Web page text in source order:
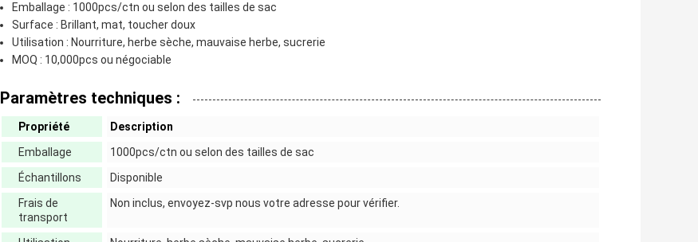
Emballage : 1000pcs/ctn ou selon des tailles de sac
Surface : Brillant, mat, toucher doux
Utilisation : Nourriture, herbe sèche, mauvaise herbe, sucrerie
MOQ : 10,000pcs ou négociable
Paramètres techniques :
Propriété
Description
Emballage
1000pcs/ctn ou selon des tailles de sac
Échantillons
Disponible
Frais de
transport
Non inclus, envoyez-svp nous votre adresse pour vérifier.